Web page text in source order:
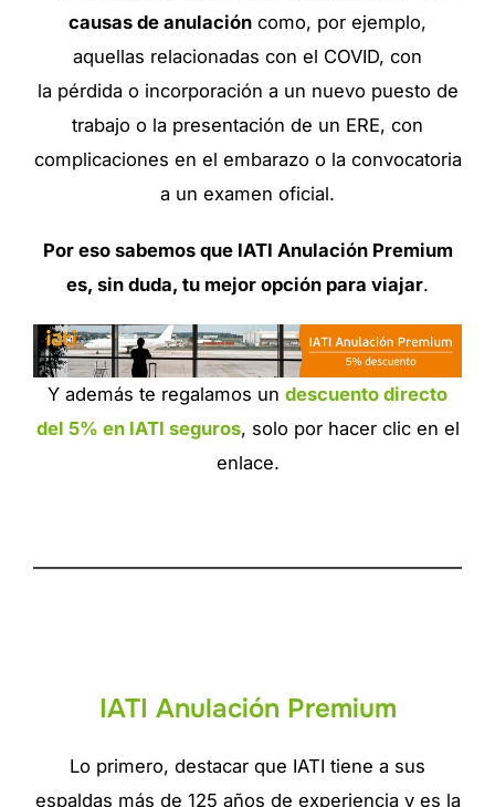
causas de anulación como, por ejemplo,
aquellas relacionadas con el COVID, con
la pérdida o incorporación a un nuevo puesto de
trabajo o la presentación de un ERE, con
complicaciones en el embarazo o la convocatoria
a un examen oficial.
Por eso sabemos que IATI Anulación Premium
es, sin duda, tu mejor opción para viajar.
Y además te regalamos un descuento directo
del 5% en IATI seguros, solo por hacer clic en el
enlace.
IATI Anulación Premium
Lo primero, destacar que IATI tiene a sus
espaldas más de 125 años de experiencia y es la